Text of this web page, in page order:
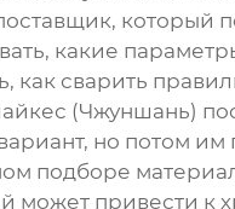
какие
как сварить
(Чжуншань)
но потом им
подборе
может привести к